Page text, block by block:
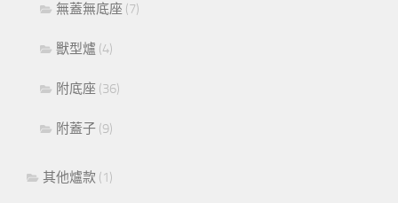
無蓋無底座 (7)
獸型爐 (4)
附底座 (36)
附蓋子 (9)
其他爐款 (1)